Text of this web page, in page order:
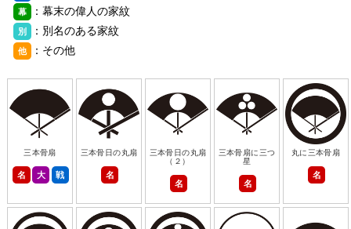
幕 ：幕末の偉人の家紋
別 ：別名のある家紋
他 ：その他
三本骨扇
名 大 戦
三本骨日の丸扇
名
三本骨日の丸扇
（２）
名
三本骨扇に三つ
星
名
丸に三本骨扇
名